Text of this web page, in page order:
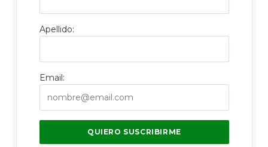
Apellido:
Email: